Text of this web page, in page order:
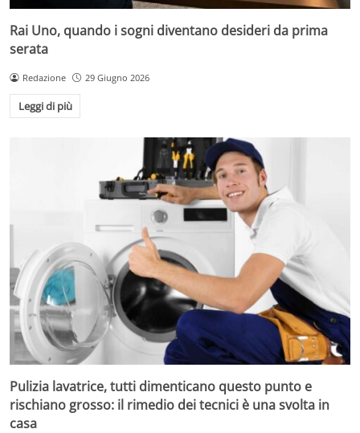
Rai Uno, quando i sogni diventano desideri da prima
serata
Redazione 29 Giugno 2026
Leggi di più
Pulizia lavatrice, tutti dimenticano questo punto e
rischiano grosso: il rimedio dei tecnici è una svolta in
casa